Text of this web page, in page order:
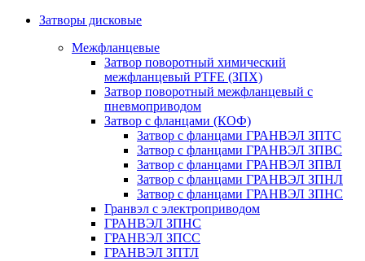
Затворы дисковые
Межфланцевые
Затвор поворотный химический
межфланцевый PTFE (ЗПХ)
Затвор поворотный межфланцевый с
пневмоприводом
Затвор с фланцами (КОФ)
Затвор с фланцами ГРАНВЭЛ ЗПТС
Затвор с фланцами ГРАНВЭЛ ЗПВС
Затвор с фланцами ГРАНВЭЛ ЗПВЛ
Затвор с фланцами ГРАНВЭЛ ЗПНЛ
Затвор с фланцами ГРАНВЭЛ ЗПНС
Гранвэл с электроприводом
ГРАНВЭЛ ЗПНС
ГРАНВЭЛ ЗПСС
ГРАНВЭЛ ЗПТЛ